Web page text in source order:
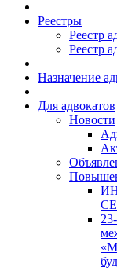
Реестры
Реестр
Реестр
Назначение
Для адвокатов
Новости